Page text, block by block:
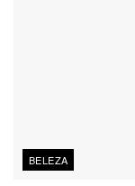
BELEZA